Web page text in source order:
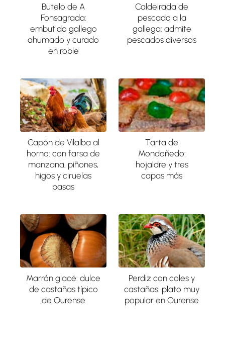
Butelo de A
Fonsagrada:
embutido gallego
ahumado y curado
en roble
Caldeirada de
pescado a la
gallega: admite
pescados diversos
Capón de Vilalba al
horno: con farsa de
manzana, piñones,
higos y ciruelas
pasas
Tarta de
Mondoñedo:
hojaldre y tres
capas más
Marrón glacé: dulce
de castañas típico
de Ourense
Perdiz con coles y
castañas: plato muy
popular en Ourense